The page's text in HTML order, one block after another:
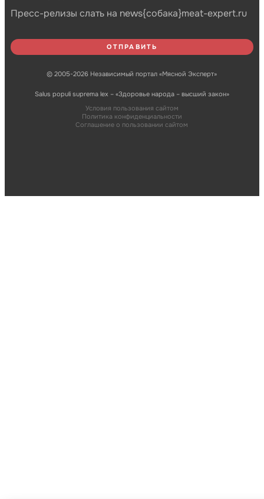
Пресс-релизы слать на news{собака}meat-expert.ru
© 2005-2026 Независимый портал «Мясной Эксперт»
Salus populi suprema lex – «Здоровье народа – высший закон»
Условия пользования сайтом
Политика конфиденциальности
Соглашение о пользовании сайтом